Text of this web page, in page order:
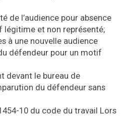
de l’audience pour absence
légitime et non représenté;
à une nouvelle audience
défendeur pour un motif
devant le bureau de
du défendeur sans
10 du code du travail Lors